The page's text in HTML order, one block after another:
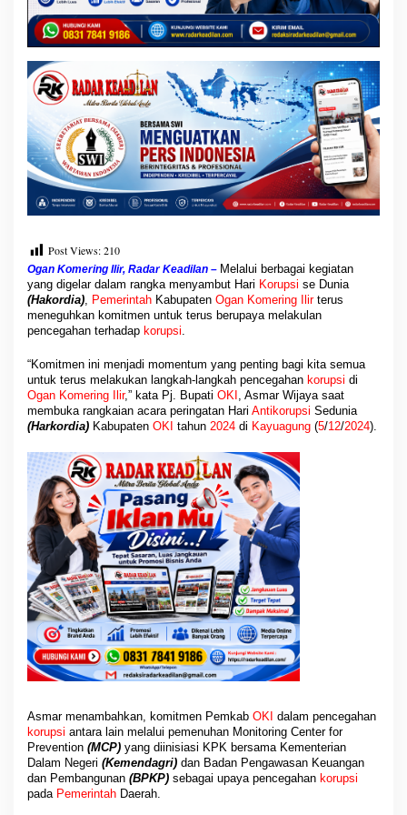
e
g
a
h
i
n
i
K
o
r
u
p
s
Post Views:210
Ogan Komering Ilir, Radar Keadilan – Melalui berbagai kegiatan
yang digelar dalam rangka menyambut Hari Korupsi se Dunia
(Hakordia), Pemerintah Kabupaten Ogan Komering Ilirterus
meneguhkan komitmen untuk terus berupaya melakulan
pencegahan terhadap korupsi.
“Komitmen ini menjadi momentum yang penting bagi kita semua
untuk terus melakukan langkah-langkah pencegahan korupsi di
Ogan Komering Ilir,” kata Pj. Bupati OKI , Asmar Wijaya saat
membuka rangkaian acara peringatan Hari Antikorupsi Sedunia
(Harkordia) Kabupaten OKI tahun 2024 di Kayuagung (5/12/2024).
Asmar menambahkan, komitmen Pemkab OKI dalam pencegahan
korupsi antara lain melalui pemenuhan Monitoring Center for
Prevention (MCP) yang diinisiasi KPK bersama Kementerian
Dalam Negeri (Kemendagri) dan Badan Pengawasan Keuangan
dan Pembangunan (BPKP) sebagai upaya pencegahan korupsi
pada Pemerintah Daerah.